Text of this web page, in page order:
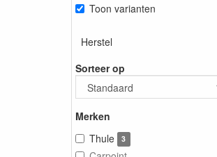
Toon varianten
Herstel
Sorteer op
Merken
Thule
3